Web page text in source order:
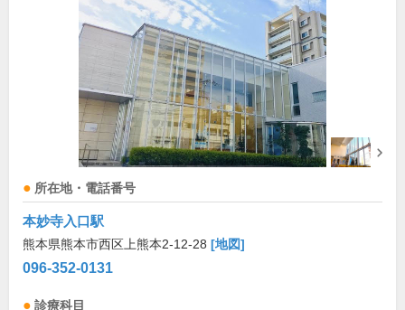
所在地・電話番号
本妙寺入口駅
熊本県熊本市西区上熊本2-12-28 [地図]
096-352-0131
診療科目